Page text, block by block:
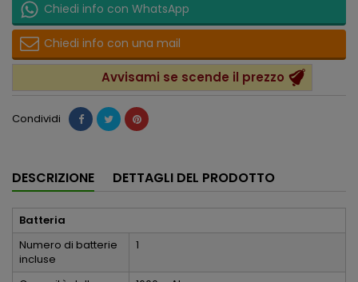
Chiedi info con WhatsApp
Chiedi info con una mail
Avvisami se scende il prezzo
Condividi
DESCRIZIONE DETTAGLI DEL PRODOTTO
Batteria
Numero di batterie
incluse
1